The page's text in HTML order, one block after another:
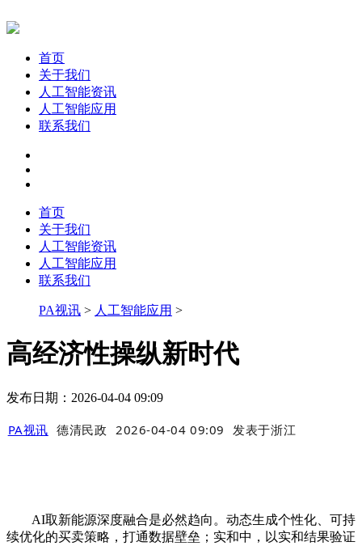
首页
关于我们
人工智能资讯
人工智能应用
联系我们
首页
关于我们
人工智能资讯
人工智能应用
联系我们
PA视讯 > 人工智能应用 >
高经济性操纵新时代
发布日期：2026-04-04 09:09
PA视讯 德清民政 2026-04-04 09:09 发表于浙江
AI取新能源深度融合是必然趋向。动态生成个性化、可持
续优化的买卖策略，打通数据壁垒；实和中，以实和结果验证